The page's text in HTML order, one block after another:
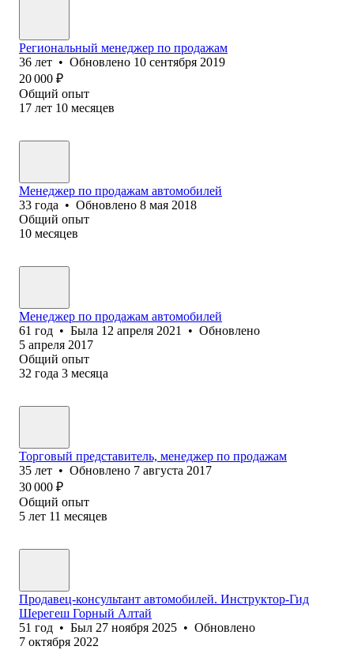
Региональный менеджер по продажам
36 лет • Обновлено 10 сентября 2019
20 000 ₽
Общий опыт
17 лет 10 месяцев
Менеджер по продажам автомобилей
33 года • Обновлено 8 мая 2018
Общий опыт
10 месяцев
Менеджер по продажам автомобилей
61 год • Была 12 апреля 2021 • Обновлено
5 апреля 2017
Общий опыт
32 года 3 месяца
Торговый представитель, менеджер по продажам
35 лет • Обновлено 7 августа 2017
30 000 ₽
Общий опыт
5 лет 11 месяцев
Продавец-консультант автомобилей. Инструктор-Гид
Шерегеш Горный Алтай
51 год • Был 27 ноября 2025 • Обновлено
7 октября 2022